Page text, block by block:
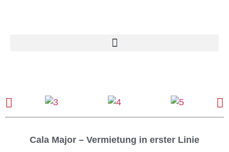
Cala Major – Vermietung in erster Linie